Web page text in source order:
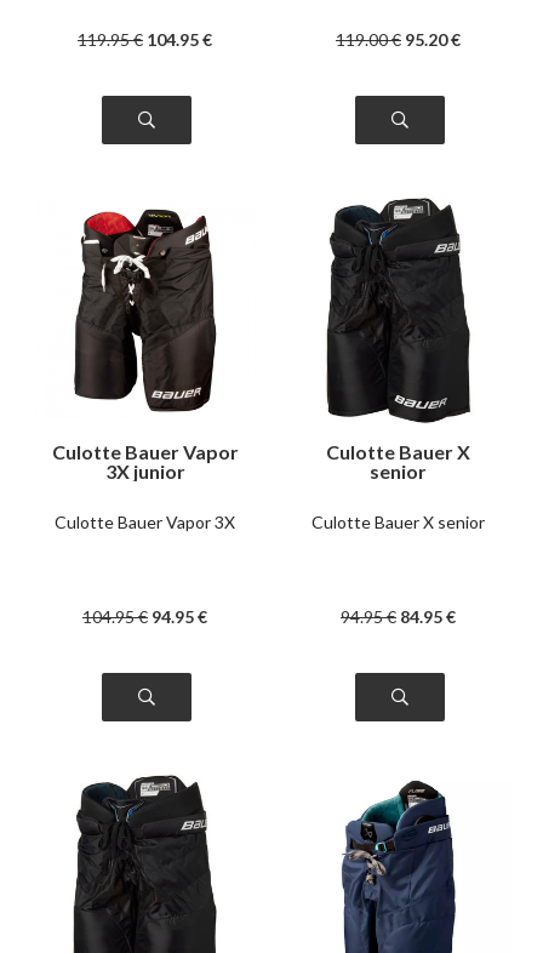
119.95€ 104.95€ 119.00€ 95.20€
Culotte Bauer Vapor
3X junior
Culotte Bauer Vapor 3X
104.95€ 94.95€
Culotte Bauer X
senior
Culotte Bauer X senior
94.95€ 84.95€